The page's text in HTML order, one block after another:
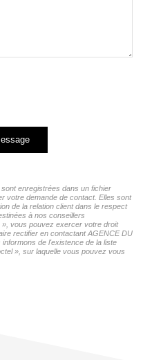
enregistrées dans un fichier
votre demande de contact. Elles sont
de la relation client dans le respect
à nos conseillers
», vous pouvez exercer votre droit
rectifier en contactant AGENCE DU
de l'existence de la liste
», sur laquelle vous pouvez vous